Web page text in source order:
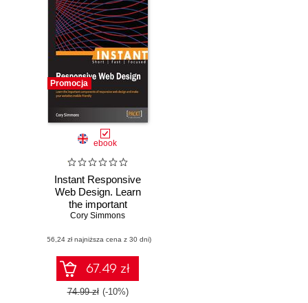
Promocja
ebook
Instant Responsive
Web Design. Learn
the important
components of
design and make
your websites
mobile-friendly
Cory Simmons
(56,24 zł najniższa cena z 30 dni)
67.49 zł
74.99 zł (-10%)